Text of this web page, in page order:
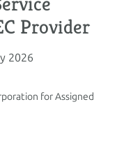
Provider
2026
for Assigned